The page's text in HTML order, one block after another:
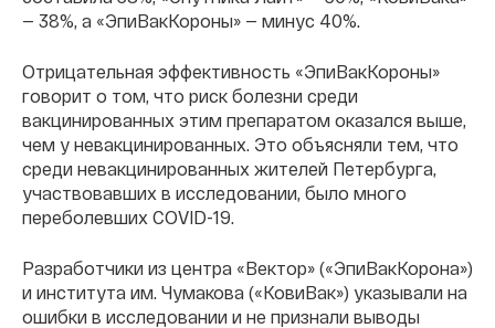
— 38%, а «ЭпиВакКороны» — минус 40%.
Отрицательная эффективность «ЭпиВакКороны»
говорит о том, что риск болезни среди
вакцинированных этим препаратом оказался выше,
чем у невакцинированных. Это объясняли тем, что
среди невакцинированных жителей Петербурга,
участвовавших в исследовании, было много
переболевших COVID-19.
Разработчики из центра «Вектор» («ЭпиВакКорона»)
и института им. Чумакова («КовиВак») указывали на
ошибки в исследовании и не признали выводы